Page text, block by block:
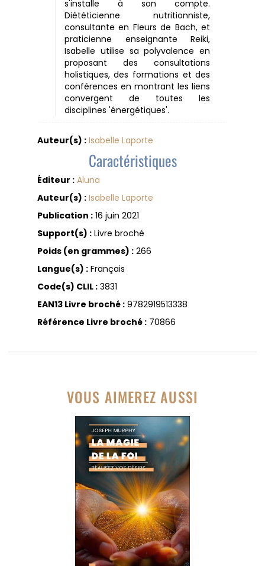
s'installe à son compte.
Diététicienne nutritionniste,
consultante en Fleurs de Bach, et
praticienne enseignante Reiki,
Isabelle utilise sa polyvalence en
proposant des consultations
holistiques, des formations et des
conférences en montrant les liens
convergent de toutes les
disciplines 'énergétiques'.
Auteur(s) : Isabelle Laporte
Caractéristiques
Éditeur : Aluna
Auteur(s) : Isabelle Laporte
Publication :16 juin 2021
Support(s) :Livre broché
Poids (en grammes) :266
Langue(s) :Français
Code(s) CLIL :3831
EAN13 Livre broché :9782919513338
Référence Livre broché :70866
VOUS AIMEREZ AUSSI